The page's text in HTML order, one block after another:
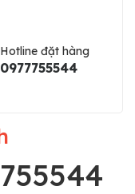
Hotline đặt hàng
0977755544